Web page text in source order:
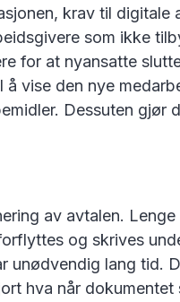
krav til digitale
som ikke
for at nyansatte
vise den nye
Dessuten gjør
av avtalen.
og skrives
unødvendig lang tid.
hva når dokumentet